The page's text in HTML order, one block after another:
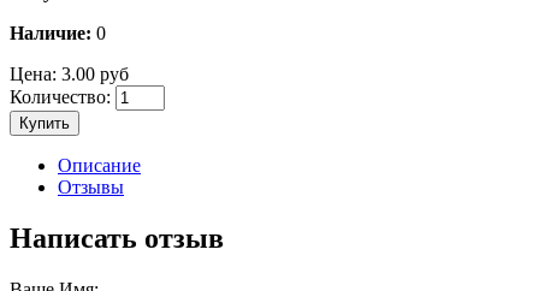
Наличие: 0
Цена: 3.00 руб
Количество:
Купить
Описание
Отзывы
Написать отзыв